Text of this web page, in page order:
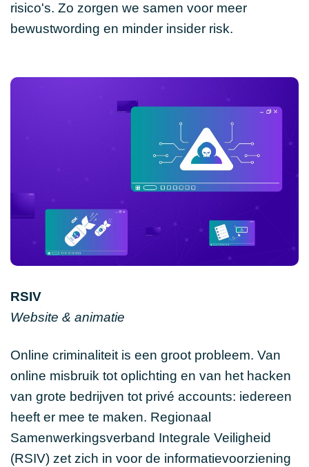
risico's. Zo zorgen we samen voor meer
bewustwording en minder insider risk.
RSIV
Website & animatie
Online criminaliteit is een groot probleem. Van
online misbruik tot oplichting en van het hacken
van grote bedrijven tot privé accounts: iedereen
heeft er mee te maken. Regionaal
Samenwerkingsverband Integrale Veiligheid
(RSIV) zet zich in voor de informatievoorziening